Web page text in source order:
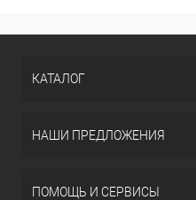
КАТАЛОГ
НАШИ ПРЕДЛОЖЕНИЯ
ПОМОЩЬ И СЕРВИСЫ